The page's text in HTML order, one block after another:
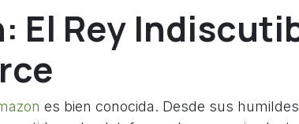
El Rey
es bien conocida. Desde sus